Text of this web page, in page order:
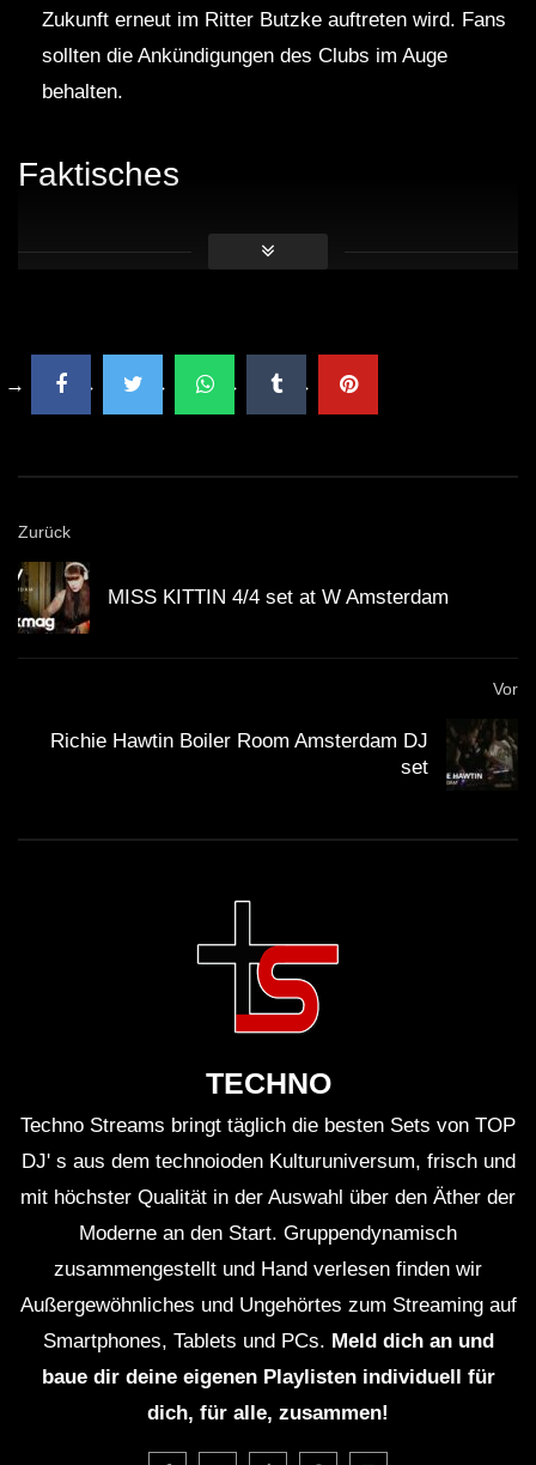
Zukunft erneut im Ritter Butzke auftreten wird. Fans
sollten die Ankündigungen des Clubs im Auge
behalten.
Faktisches
Alfred Heinrichs ist seit vielen Jahren fester
Locations für elektronische Musik in Berlin.
Tracks veröffentlicht.
Der Liveset von Alfred Heinrichs im Ritter Butzke
Auswahl seiner Tracks und kreiert damit ein
musikalisch, sondern auch visuell ein
beeindruckendes Erlebnis.
Alfred Heinrichs versteht es, die Menschen mit
Atmosphäre zu schaffen.
Die Kombination aus Alfred Heinrichs’ Talent und
dem einzigartigen Ambiente des Ritter Butzke
machte das Liveset zu einem unvergesslichen
Erlebnis.
Kritische Analyse
Zurück
MISS KITTIN 4/4 set at W Amsterdam
Vor
Richie Hawtin Boiler Room Amsterdam DJ
set
TECHNO
Techno Streams bringt täglich die besten Sets von TOP
DJ' s aus dem technoioden Kulturuniversum, frisch und
mit höchster Qualität in der Auswahl über den Äther der
Moderne an den Start. Gruppendynamisch
zusammengestellt und Hand verlesen finden wir
Außergewöhnliches und Ungehörtes zum Streaming auf
Smartphones, Tablets und PCs. Meld dich an und
baue dir deine eigenen Playlisten individuell für
dich, für alle, zusammen!